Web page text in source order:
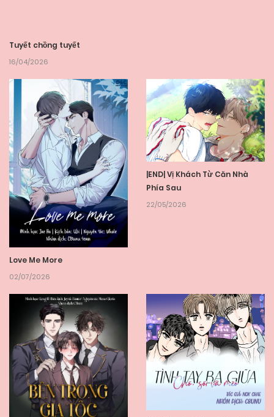
Tuyết chồng tuyết
16/04/2026
Love Me More
02/07/2026
|END| Vị Khách Từ Căn Nhà
Phía Sau
22/05/2026